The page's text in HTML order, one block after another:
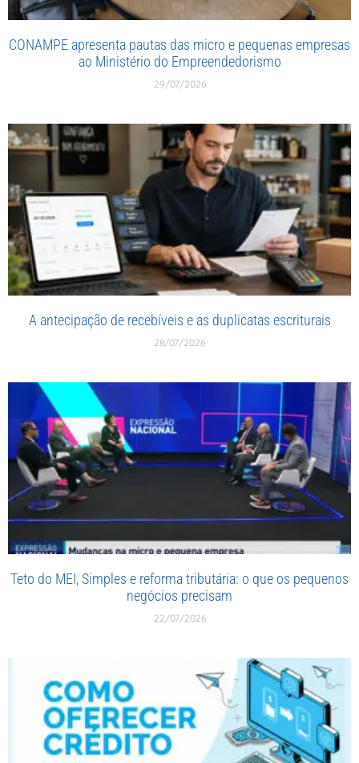
CONAMPE apresenta pautas das micro e pequenas empresas
ao Ministério do Empreendedorismo
29/07/2026
A antecipação de recebíveis e as duplicatas escriturais
28/07/2026
Teto do MEI, Simples e reforma tributária: o que os pequenos
negócios precisam
22/07/2026